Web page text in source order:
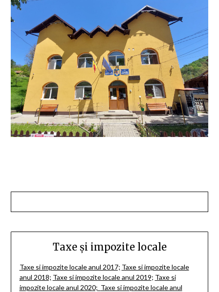
Taxe și impozite locale
Taxe si impozite locale anul 2017; Taxe si impozite locale
anul 2018; Taxe si impozite locale anul 2019; Taxe si
impozite locale anul 2020; Taxe si impozite locale anul